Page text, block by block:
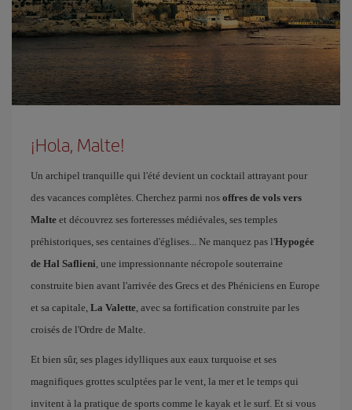
¡Hola, Malte!
Un archipel tranquille qui l'été devient un cocktail attrayant pour
des vacances complètes. Cherchez parmi nos offres de vols vers
Malte et découvrez ses forteresses médiévales, ses temples
préhistoriques, ses centaines d'églises... Ne manquez pas l'Hypogée
de Hal Saflieni , une impressionnante nécropole souterraine
construite bien avant l'arrivée des Grecs et des Phéniciens en Europe
et sa capitale, La Valette , avec sa fortification construite par les
croisés de l'Ordre de Malte.
Et bien sûr, ses plages idylliques aux eaux turquoise et ses
magnifiques grottes sculptées par le vent, la mer et le temps qui
invitent à la pratique de sports comme le kayak et le surf. Et si vous